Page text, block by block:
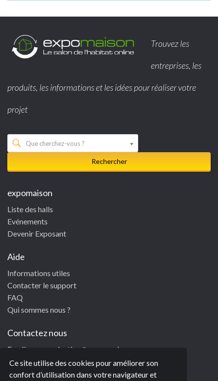
Ce site utilise des cookies pour améliorer son
confort d’utilisation dans votre navigateur et
Trouvez les
entreprises, les
produits, les informations et les idées pour réaliser votre
projet
Que cherchez-vous ?
Rechercher
expomaison
Liste des halls
Evénements
Devenir Exposant
Aide
Informations utiles
Contacter le support
FAQ
Qui sommes nous ?
Contactez nous
Email:
communication@e-xpomaison.eu
Facebook/Expomaison
Twitter/Expomaison